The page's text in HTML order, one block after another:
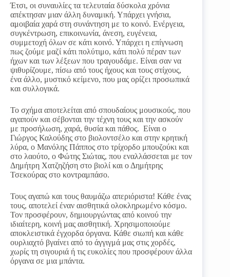
Έτσι, οι συναυλίες τα τελευταία δύσκολα χρόνια
απέκτησαν μιαν άλλη δυναμική. Υπάρχει γνήσια,
αμοιβαία χαρά στη συνάντηση με το κοινό. Ενέργεια,
συγκέντρωση, επικοινωνία, άνεση, ευγένεια,
συμμετοχή όλων σε κάτι κοινό. Υπάρχει η επίγνωση
πως ζούμε μαζί κάτι πολύτιμο, κάτι πολύ πέραν των
ήχων και των λέξεων που τραγουδάμε. Είναι σαν να
ψιθυρίζουμε, πίσω από τους ήχους και τους στίχους,
ένα άλλο, μυστικό κείμενο, που μας ορίζει προσωπικά
και συλλογικά.
Το σχήμα αποτελείται από σπουδαίους μουσικούς, που
αγαπούν και σέβονται την τέχνη τους και την ασκούν
με προσήλωση, χαρά, θυσία και πάθος. Είναι ο
Γιώργος Καλούδης στο βιολοντσέλο και στην κρητική
λύρα, ο Μανόλης Πάππος στο τρίχορδο μπουζούκι και
στο λαούτο, ο Φώτης Σιώτας, που εναλλάσσεται με τον
Δημήτρη Χατζηζήση στο βιολί και ο Δημήτρης
Τσεκούρας στο κοντραμπάσο.
Τους αγαπώ και τους θαυμάζω απεριόριστα! Κάθε ένας
τους, αποτελεί έναν αισθητικά ολοκληρωμένο κόσμο.
Τον προσφέρουν, δημιουργώντας από κοινού την
ιδιαίτερη, κοινή μας αισθητική. Χρησιμοποιούμε
αποκλειστικά έγχορδα όργανα. Κάθε σιωπή και κάθε
ουρλιαχτό βγαίνει από το άγγιγμά μας στις χορδές,
χωρίς τη σιγουριά ή τις ευκολίες που προσφέρουν άλλα
όργανα σε μια μπάντα.